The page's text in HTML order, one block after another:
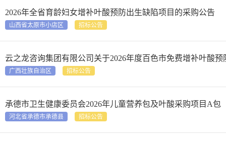
2026年全省育龄妇女增补叶酸预防出生缺陷项目的采购公告
山西省太原市小店区 招标公告
云之龙咨询集团有限公司关于2026年度百色市免费增补叶酸
广西壮族自治区 招标公告
承德市卫生健康委员会2026年儿童营养包及叶酸采购项目A包
河北省承德市承德县 招标公告